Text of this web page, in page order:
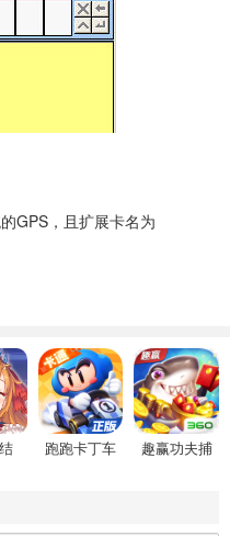
GPS，且扩展卡名为
跑跑卡丁车
趣赢功夫捕